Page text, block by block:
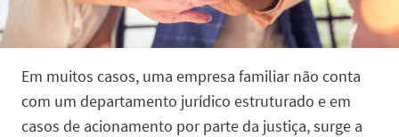
Em muitos casos, uma empresa familiar não conta
com um departamento jurídico estruturado e em
casos de acionamento por parte da justiça, surge a